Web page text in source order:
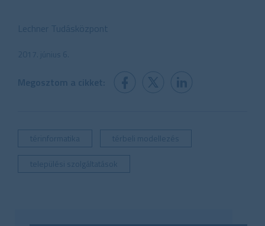
Lechner Tudásközpont
2017. június 6.
Megosztom a cikket:
térinformatika térbeli modellezés
települési szolgáltatások